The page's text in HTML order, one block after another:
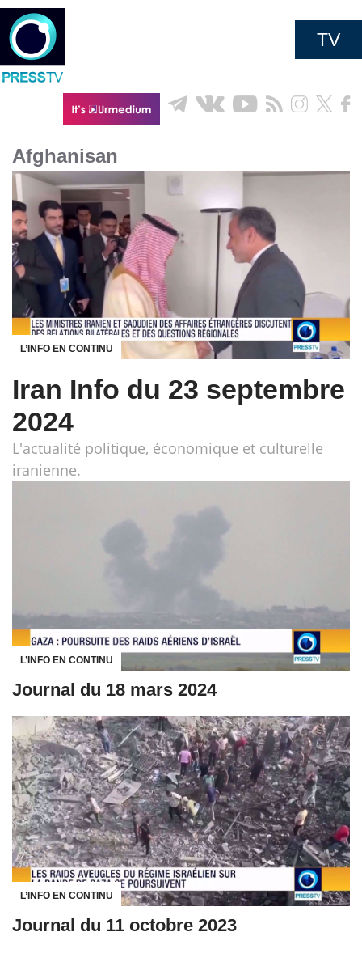
TV
Afghanisan
L’INFO EN CONTINU
Iran Info du 23 septembre
2024
L'actualité politique, économique et culturelle
iranienne.
L’INFO EN CONTINU
Journal du 18 mars 2024
L’INFO EN CONTINU
Journal du 11 octobre 2023